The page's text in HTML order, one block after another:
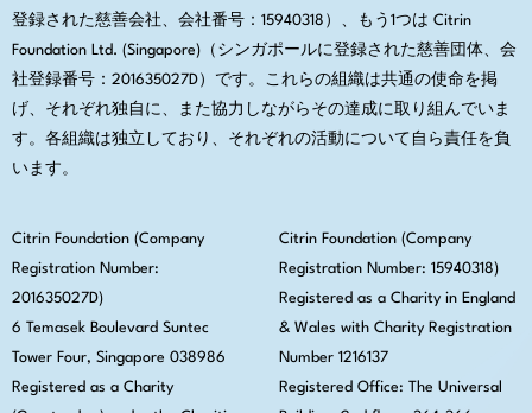
登録された慈善会社、会社番号：15940318）、もう1つは Citrin
Foundation Ltd. (Singapore)（シンガポールに登録された慈善団体、会
社登録番号：201635027D）です。これらの組織は共通の使命を掲
げ、それぞれ独自に、また協力しながらその達成に取り組んでいま
す。各組織は独立しており、それぞれの活動について自ら責任を負
います。
Citrin Foundation (Company
Registration Number:
201635027D)
6 Temasek Boulevard Suntec
Tower Four, Singapore 038986
Registered as a Charity
Citrin Foundation (Company
Registration Number: 15940318)
Registered as a Charity in England
& Wales with Charity Registration
Number 1216137
Registered Office: The Universal